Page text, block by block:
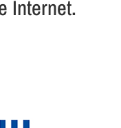
Internet.